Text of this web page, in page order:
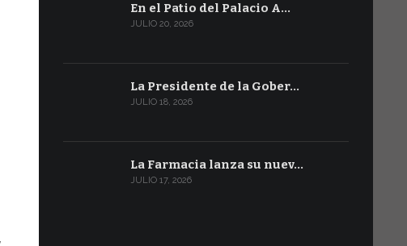
En el Patio del Palacio A…
JULIO 20, 2026
La Presidente de la Gober…
JULIO 18, 2026
La Farmacia lanza su nuev…
JULIO 17, 2026